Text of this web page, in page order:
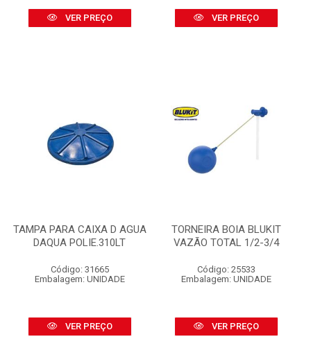
VER PREÇO VER PREÇO
TAMPA PARA CAIXA D AGUA
DAQUA POLIE.310LT
Código: 31665
Embalagem: UNIDADE
VER PREÇO
TORNEIRA BOIA BLUKIT
VAZÃO TOTAL 1/2-3/4
Código: 25533
Embalagem: UNIDADE
VER PREÇO